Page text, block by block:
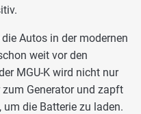
Autos in der modernen
weit vor den
MGU-K wird nicht nur
Generator und zapft
um die Batterie zu laden.